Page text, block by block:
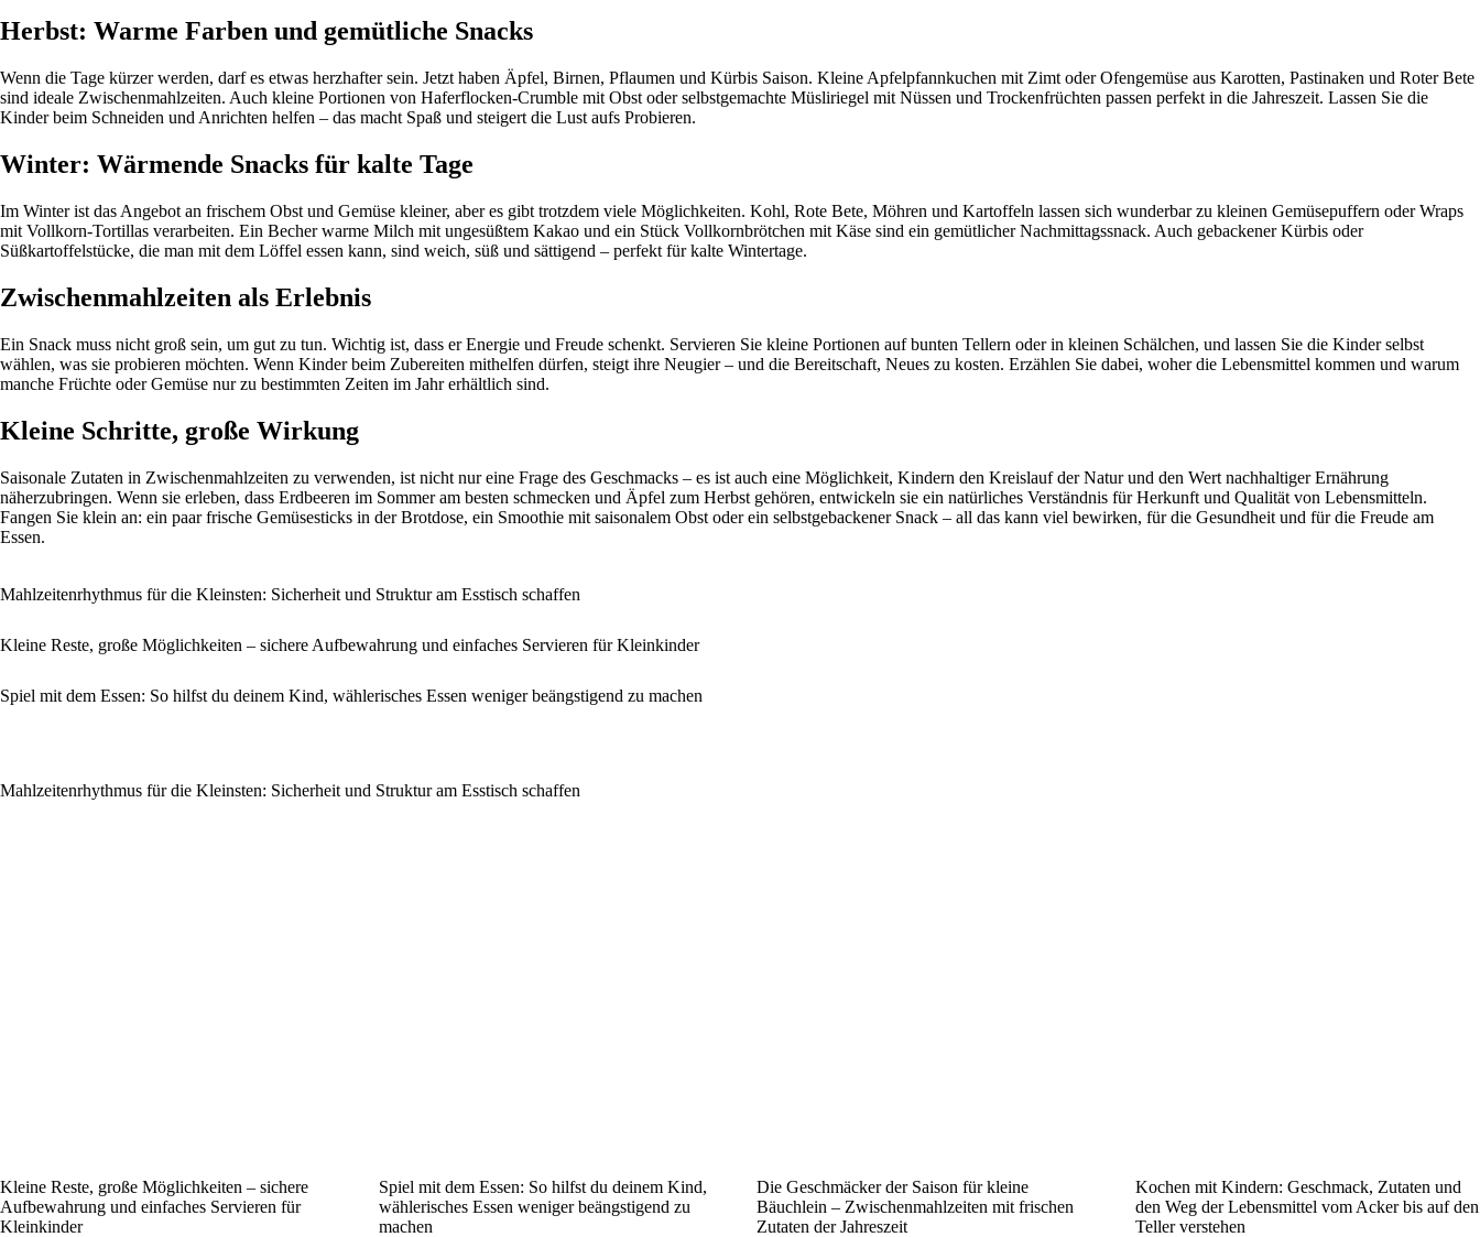
Herbst: Warme Farben und gemütliche Snacks
Wenn die Tage kürzer werden, darf es etwas herzhafter sein. Jetzt haben Äpfel, Birnen, Pflaumen und Kürbis Saison. Kleine Apfelpfannkuchen mit Zimt oder Ofengemüse aus Karotten, Pastinaken und Roter Bete
sind ideale Zwischenmahlzeiten. Auch kleine Portionen von Haferflocken-Crumble mit Obst oder selbstgemachte Müsliriegel mit Nüssen und Trockenfrüchten passen perfekt in die Jahreszeit. Lassen Sie die
Kinder beim Schneiden und Anrichten helfen – das macht Spaß und steigert die Lust aufs Probieren.
Winter: Wärmende Snacks für kalte Tage
Im Winter ist das Angebot an frischem Obst und Gemüse kleiner, aber es gibt trotzdem viele Möglichkeiten. Kohl, Rote Bete, Möhren und Kartoffeln lassen sich wunderbar zu kleinen Gemüsepuffern oder Wraps
mit Vollkorn-Tortillas verarbeiten. Ein Becher warme Milch mit ungesüßtem Kakao und ein Stück Vollkornbrötchen mit Käse sind ein gemütlicher Nachmittagssnack. Auch gebackener Kürbis oder
Süßkartoffelstücke, die man mit dem Löffel essen kann, sind weich, süß und sättigend – perfekt für kalte Wintertage.
Zwischenmahlzeiten als Erlebnis
Ein Snack muss nicht groß sein, um gut zu tun. Wichtig ist, dass er Energie und Freude schenkt. Servieren Sie kleine Portionen auf bunten Tellern oder in kleinen Schälchen, und lassen Sie die Kinder selbst
wählen, was sie probieren möchten. Wenn Kinder beim Zubereiten mithelfen dürfen, steigt ihre Neugier – und die Bereitschaft, Neues zu kosten. Erzählen Sie dabei, woher die Lebensmittel kommen und warum
manche Früchte oder Gemüse nur zu bestimmten Zeiten im Jahr erhältlich sind.
Kleine Schritte, große Wirkung
Saisonale Zutaten in Zwischenmahlzeiten zu verwenden, ist nicht nur eine Frage des Geschmacks – es ist auch eine Möglichkeit, Kindern den Kreislauf der Natur und den Wert nachhaltiger Ernährung
näherzubringen. Wenn sie erleben, dass Erdbeeren im Sommer am besten schmecken und Äpfel zum Herbst gehören, entwickeln sie ein natürliches Verständnis für Herkunft und Qualität von Lebensmitteln.
Fangen Sie klein an: ein paar frische Gemüsesticks in der Brotdose, ein Smoothie mit saisonalem Obst oder ein selbstgebackener Snack – all das kann viel bewirken, für die Gesundheit und für die Freude am
Essen.
Mahlzeitenrhythmus für die Kleinsten: Sicherheit und Struktur am Esstisch schaffen
Kleine Reste, große Möglichkeiten – sichere Aufbewahrung und einfaches Servieren für Kleinkinder
Spiel mit dem Essen: So hilfst du deinem Kind, wählerisches Essen weniger beängstigend zu machen
Mahlzeitenrhythmus für die Kleinsten: Sicherheit und Struktur am Esstisch schaffen
Kleine Reste, große Möglichkeiten – sichere
Aufbewahrung und einfaches Servieren für
Kleinkinder
Spiel mit dem Essen: So hilfst du deinem Kind,
wählerisches Essen weniger beängstigend zu
machen
Die Geschmäcker der Saison für kleine
Bäuchlein – Zwischenmahlzeiten mit frischen
Zutaten der Jahreszeit
Kochen mit Kindern: Geschmack, Zutaten und
den Weg der Lebensmittel vom Acker bis auf den
Teller verstehen